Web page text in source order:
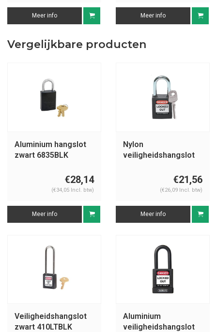
Meer info Meer info
Vergelijkbare producten
Aluminium hangslot
zwart 6835BLK
€28,14
(€34,05 Incl. btw)
Meer info
Nylon
veiligheidshangslot
€21,56
(€26,09 Incl. btw)
Meer info
Veiligheidshangslot
zwart 410LTBLK
Aluminium
veiligheidshangslot